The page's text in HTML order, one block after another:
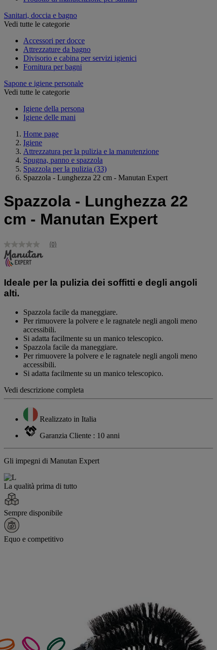
Sanitari, doccia e bagno
Vedi tutte le categorie
Accessori per docce
Attrezzature da bagno
Divisorio e cabina per servizi igienici
Fornitura per bagni
Sapone e igiene personale
Vedi tutte le categorie
Igiene della persona
Igiene delle mani
Home page
Igiene
Attrezzatura per la pulizia e la manutenzione
Spugna, panno e spazzola
Spazzola per la pulizia (33)
Spazzola - Lunghezza 22 cm - Manutan Expert
Spazzola - Lunghezza 22
cm - Manutan Expert
Nessuna
valutazione
Stesso
alla
pagina.
(0)
Ideale per la pulizia dei soffitti e degli angoli
alti.
Spazzola facile da maneggiare.
Per rimuovere la polvere e le ragnatele negli angoli meno
accessibili.
Si adatta facilmente su un manico telescopico.
Spazzola facile da maneggiare.
Per rimuovere la polvere e le ragnatele negli angoli meno
accessibili.
Si adatta facilmente su un manico telescopico.
Vedi descrizione completa
Realizzato in Italia
Garanzia Cliente : 10 anni
Gli impegni di Manutan Expert
La qualità prima di tutto
Sempre disponibile
Equo e competitivo